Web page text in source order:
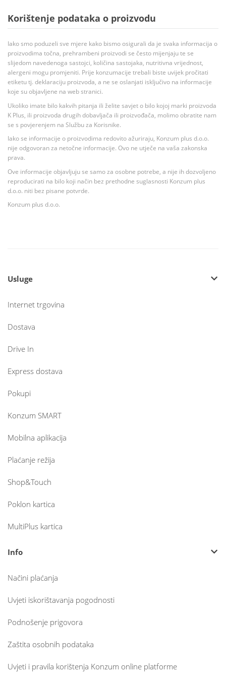
Korištenje podataka o proizvodu
Iako smo poduzeli sve mjere kako bismo osigurali da je svaka informacija o
proizvodima točna, prehrambeni proizvodi se često mijenjaju te se
slijedom navedenoga sastojci, količina sastojaka, nutritivna vrijednost,
alergeni mogu promjeniti. Prije konzumacije trebali biste uvijek pročitati
etiketu tj. deklaraciju proizvoda, a ne se oslanjati isključivo na informacije
koje su objavljene na web stranici.
Ukoliko imate bilo kakvih pitanja ili želite savjet o bilo kojoj marki proizvoda
K Plus, ili proizvoda drugih dobavljača ili proizvođača, molimo obratite nam
se s povjerenjem na Službu za Korisnike.
Iako se informacije o proizvodima redovito ažuriraju, Konzum plus d.o.o.
nije odgovoran za netočne informacije. Ovo ne utječe na vaša zakonska
prava.
Ove informacije objavljuju se samo za osobne potrebe, a nije ih dozvoljeno
reproducirati na bilo koji način bez prethodne suglasnosti Konzum plus
d.o.o. niti bez pisane potvrde.
Konzum plus d.o.o.
Usluge
Internet trgovina
Dostava
Drive In
Express dostava
Pokupi
Konzum SMART
Mobilna aplikacija
Plaćanje režija
Shop&Touch
Poklon kartica
MultiPlus kartica
Info
Načini plaćanja
Uvjeti iskorištavanja pogodnosti
Podnošenje prigovora
Zaštita osobnih podataka
Uvjeti i pravila korištenja Konzum online platforme